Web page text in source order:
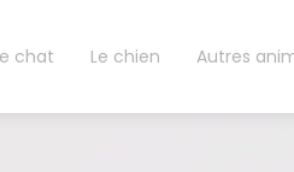
chat Le chien Autres